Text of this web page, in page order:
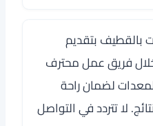
بالقطيف بتقديم
فريق عمل محترف
لضمان راحة
لا تتردد في التواصل